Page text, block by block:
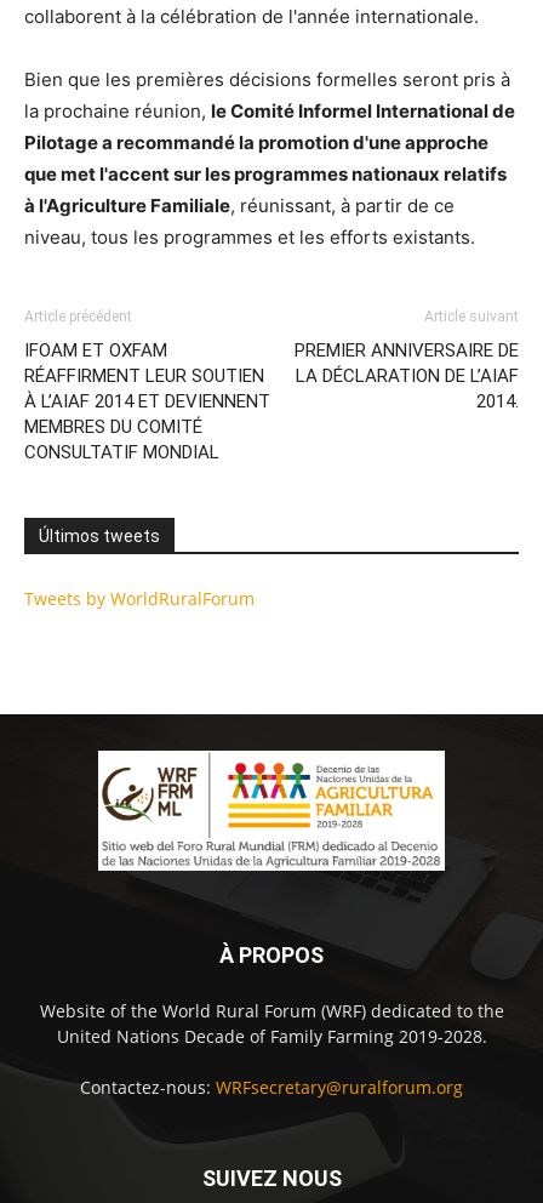
collaborent à la célébration de l'année internationale.
Bien que les premières décisions formelles seront pris à
la prochaine réunion, le Comité Informel International de
Pilotage a recommandé la promotion d'une approche
que met l'accent sur les programmes nationaux relatifs
à l'Agriculture Familiale, réunissant, à partir de ce
niveau, tous les programmes et les efforts existants.
Article précédent
IFOAM ET OXFAM
RÉAFFIRMENT LEUR SOUTIEN
À L’AIAF 2014 ET DEVIENNENT
MEMBRES DU COMITÉ
CONSULTATIF MONDIAL
Article suivant
PREMIER ANNIVERSAIRE DE
LA DÉCLARATION DE L’AIAF
2014.
Últimos tweets
Tweets by WorldRuralForum
À PROPOS
Website of the World Rural Forum (WRF) dedicated to the
United Nations Decade of Family Farming 2019-2028.
Contactez-nous: WRFsecretary@ruralforum.org
SUIVEZ NOUS